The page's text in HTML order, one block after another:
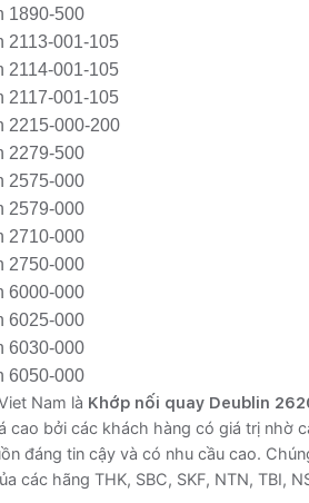
1890-500
2113-001-105
2114-001-105
2117-001-105
2215-000-200
2279-500
2575-000
2579-000
2710-000
2750-000
6000-000
6025-000
6030-000
6050-000
Nam là Khớp nối quay Deublin
cao bởi các khách hàng có giá trị nhờ
đáng tin cậy và có nhu cầu cao.
các hãng THK, SBC, SKF, NTN, TBI,